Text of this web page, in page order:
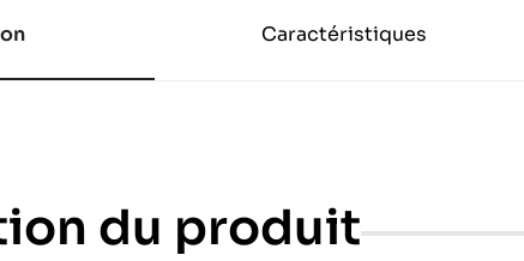
Caractéristiques
du produit